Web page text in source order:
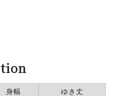
身幅 ゆき丈